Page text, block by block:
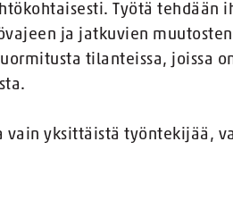
Työtä tehdään
ja jatkuvien
tilanteissa, joissa
vain yksittäistä työntekijää,